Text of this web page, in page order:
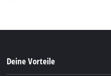
Deine Vorteile